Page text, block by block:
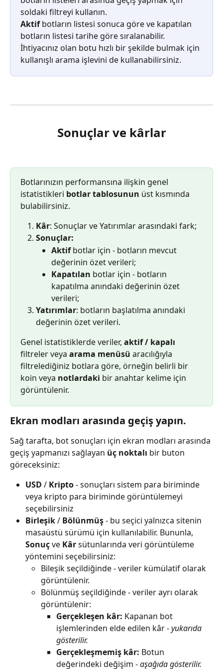
soldaki filtreyi kullanın.
Aktif botların listesi sonuca göre ve kapatılan
botların listesi tarihe göre sıralanabilir.
İhtiyacınız olan botu hızlı bir şekilde bulmak için
kullanışlı arama işlevini de kullanabilirsiniz.
Sonuçlar ve kârlar
Botlarınızın performansına ilişkin genel
istatistikleri botlar tablosunun üst kısmında
bulabilirsiniz.
Kâr: Sonuçlar ve Yatırımlar arasındaki fark;
Sonuçlar:
Aktif botlar için - botların mevcut
değerinin özet verileri;
Kapatılan botlar için - botların
kapatılma anındaki değerinin özet
verileri;
Yatırımlar: botların başlatılma anındaki
değerinin özet verileri.
Genel istatistiklerde veriler, aktif / kapalı
filtreler veya arama menüsü aracılığıyla
filtrelediğiniz botlara göre, örneğin belirli bir
koin veya notlardaki bir anahtar kelime için
görüntülenir.
Ekran modları arasında geçiş yapın.
Sağ tarafta, bot sonuçları için ekran modları arasında
geçiş yapmanızı sağlayan üç noktalı bir buton
göreceksiniz:
USD / Kripto - sonuçları sistem para biriminde
veya kripto para biriminde görüntülemeyi
seçebilirsiniz
Birleşik / Bölünmüş - bu seçici yalnızca sitenin
masaüstü sürümü için kullanılabilir. Bununla,
Sonuç ve Kâr sütunlarında veri görüntüleme
yöntemini seçebilirsiniz:
Bileşik seçildiğinde - veriler kümülatif olarak
görüntülenir.
Bölünmüş seçildiğinde - veriler ayrı olarak
görüntülenir:
Gerçekleşen kâr: Kapanan bot
işlemlerinden elde edilen kâr - yukarıda
gösterilir.
Gerçekleşmemiş kâr: Botun
değerindeki değişim - aşağıda gösterilir.